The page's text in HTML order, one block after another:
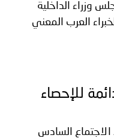
وزراء الداخلية
العرب المعني
للإحصاء
اليوم الأربعاء 29 يوليو 2026م، الاجتماع السادس